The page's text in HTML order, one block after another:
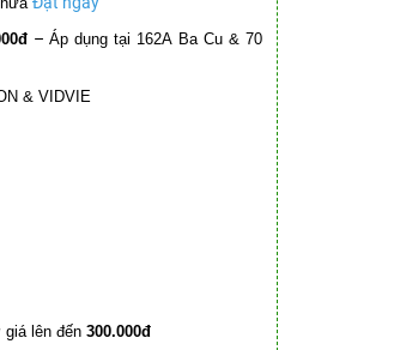
– Áp dụng tại 162A Ba Cu & 70
& VIDVIE
lên đến 300.000đ